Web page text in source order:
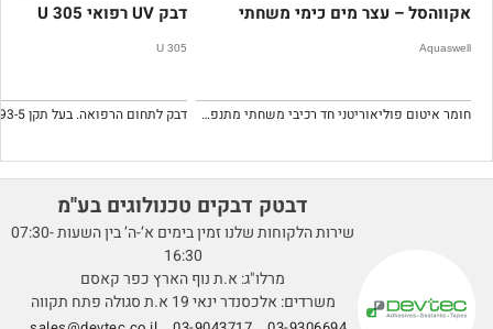
אקווהסל – עצר מים כימי משחתי
Aquaswell
חומר איטום פוליאוריטני חד רכיבי משחתי מתנפח במגע עם מים.
דבק UV רפואי U 305
U 305
דבטק דבקים טכנולוגים בע''מ
שירות הלקוחות שלנו זמין בימים א’-ה’ בין השעות 07:30-
16:30
מרלו"ג: א.ת נוף הארץ כפר קאסם
משרדים: אלכסנדר ינאי 19 א.ת סגולה פתח תקווה